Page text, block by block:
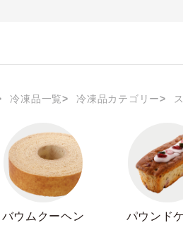
冷凍品一覧 冷凍品カテゴリー
バウムクーヘン パウンド